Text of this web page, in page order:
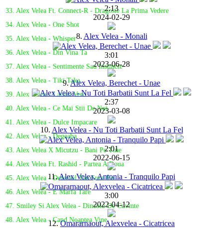
33. Alex Velea Ft. Connect-R - Dragoste La Prima Vedere
34. Alex Velea - One Shot
35. Alex Velea - Whisper
36. Alex Velea - Din Vina Ta
37. Alex Velea - Sentimente Sau Instincte
38. Alex Velea - Tiki Taka
39. Alex Velea - Latino Vero
40. Alex Velea - Ce Mai Stii De Noi
41. Alex Velea - Dulce Impacare
42. Alex Velea - Degeaba
43. Alex Velea X Micutzu - Bani Pe Tine
44. Alex Velea Ft. Rashid - Partea A Doua
45. Alex Velea - Defectul Tau Sunt Eu
46. Alex Velea - E Marfa Tare
47. Smiley Si Alex Velea - Dincolo De Cuvinte
48. Alex Velea - Cand Noaptea Vine
2:13
2024-02-29
8. Alex Velea - Monali
3:01
2023-06-28
9.Alex Velea, Berechet - Unae
2:37
2023-03-08
10. Alex Velea - Nu Toti Barbatii Sunt La Fel
2:01
2022-06-15
11.Alex Velea, Antonia - Tranquilo Papi
3:00
2022-04-12
12.Omararnaout, Alexvelea - Cicatricea